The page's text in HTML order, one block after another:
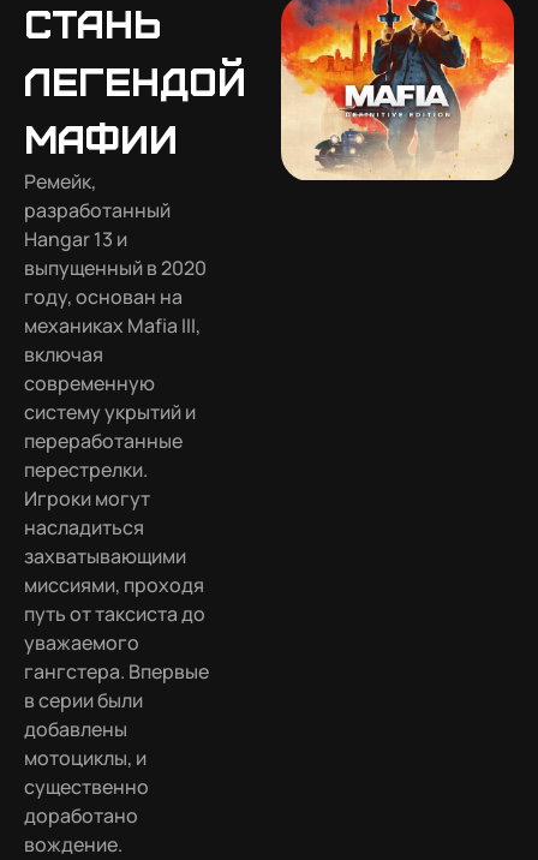
Стань
легендой
мафии
Ремейк,
разработанный
Hangar 13 и
выпущенный в 2020
году, основан на
механиках Mafia III,
включая
современную
систему укрытий и
переработанные
перестрелки.
Игроки могут
насладиться
захватывающими
миссиями, проходя
путь от таксиста до
уважаемого
гангстера. Впервые
в серии были
добавлены
мотоциклы, и
существенно
доработано
вождение.